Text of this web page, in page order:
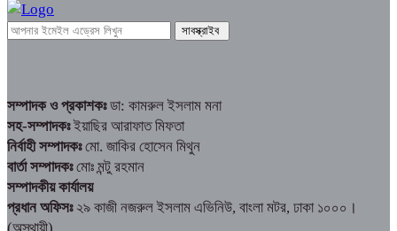
সম্পাদক ও প্রকাশকঃডা: কামরুল ইসলাম মনা
সহ-সম্পাদকঃইয়াছির আরাফাত মিফতা
নির্বাহী সম্পাদকঃমো. জাকির হোসেন মিথুন
বার্তা সম্পাদকঃমোঃ মন্টু রহমান
সম্পাদকীয় কার্যালয়
প্রধান অফিসঃ২৯ কাজী নজরুল ইসলাম এভিনিউ, বাংলা মটর, ঢাকা ১০০০।